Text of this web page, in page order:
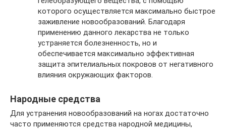
которого осуществляется максимально быстрое
заживление новообразований. Благодаря
применению данного лекарства не только
устраняется болезненность, но и
обеспечивается максимально эффективная
защита эпителиальных покровов от негативного
влияния окружающих факторов.
Народные средства
Для устранения новообразований на ногах достаточно
часто применяются средства народной медицины,